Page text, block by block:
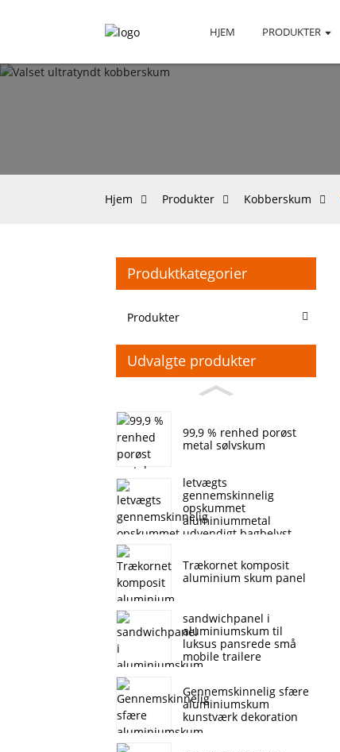
HJEM PRODUKTER
Hjem Produkter Kobberskum
Produktkategorier
Produkter
Udvalgte produkter
99,9 % renhed porøst
metal sølvskum
letvægts
gennemskinnelig
opskummet
aluminiummetal
udvendigt bagbelyst
Trækornet komposit
aluminium skum panel
sandwichpanel i
aluminiumskum til
luksus pansrede små
mobile trailere
Gennemskinnelig sfære
aluminiumskum
kunstværk dekoration
Loading...
Loading...